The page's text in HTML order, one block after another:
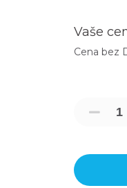
Vaše
Cena bez